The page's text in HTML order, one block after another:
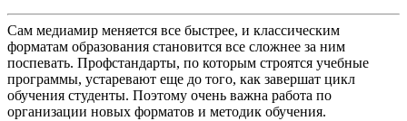
Сам медиамир меняется все быстрее, и классическим
форматам образования становится все сложнее за ним
поспевать. Профстандарты, по которым строятся учебные
программы, устаревают еще до того, как завершат цикл
обучения студенты. Поэтому очень важна работа по
организации новых форматов и методик обучения.